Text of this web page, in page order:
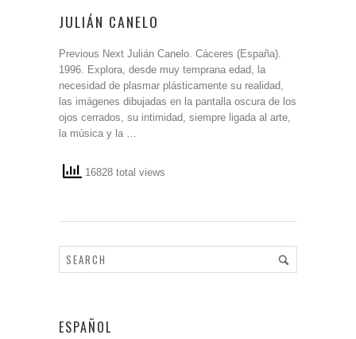
JULIÁN CANELO
Previous Next Julián Canelo. Cáceres (España).
1996. Explora, desde muy temprana edad, la
necesidad de plasmar plásticamente su realidad,
las imágenes dibujadas en la pantalla oscura de los
ojos cerrados, su intimidad, siempre ligada al arte,
la música y la …
16828 total views
ESPAÑOL